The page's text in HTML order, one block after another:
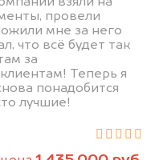
провели
мне за него
что всё будет так
за
Теперь я
понадобится
лучшие!